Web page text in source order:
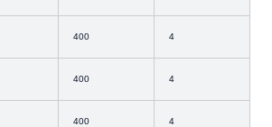
400 4
400 4
400 4